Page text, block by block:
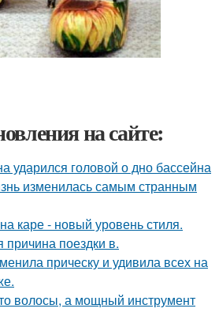
на сайте:
ударился головой о дно бассейна
изменилась самым странным
каре - новый уровень стиля.
причина поездки в.
прическу и удивила всех на
волосы, а мощный инструмент